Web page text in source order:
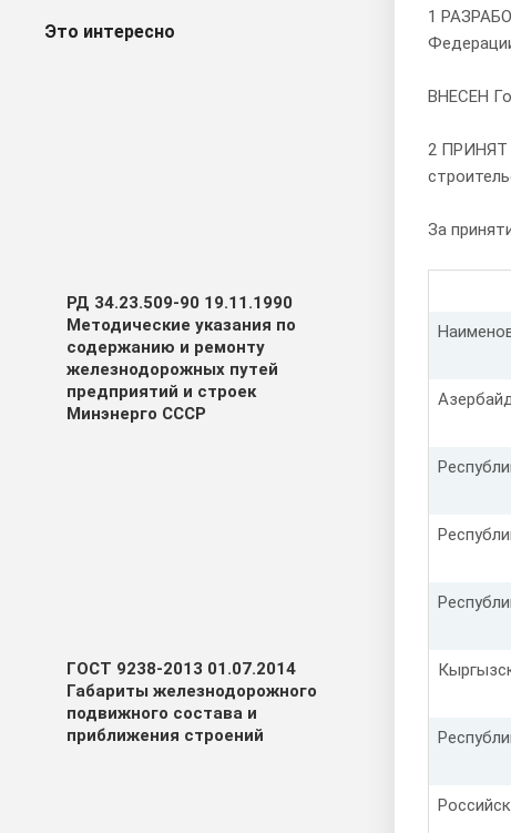
1
ВНЕСЕН
2 ПРИНЯТ
За
Это интересно
РД 34.23.509-90 19.11.1990
Методические указания по
содержанию и ремонту
железнодорожных путей
предприятий и строек
Минэнерго СССР
ГОСТ 9238-2013 01.07.2014
Габариты железнодорожного
подвижного состава и
приближения строений